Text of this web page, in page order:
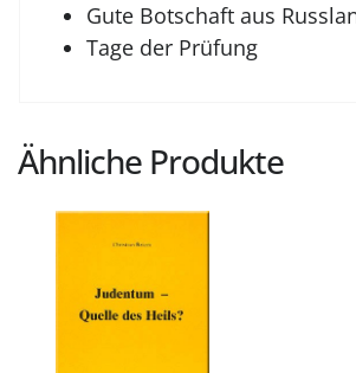
Gute Botschaft aus
Tage der Prüfung
Ähnliche Produkte